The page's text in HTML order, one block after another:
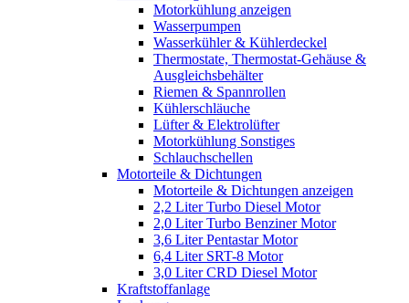
Motorkühlung anzeigen
Wasserpumpen
Wasserkühler & Kühlerdeckel
Thermostate, Thermostat-Gehäuse &
Ausgleichsbehälter
Riemen & Spannrollen
Kühlerschläuche
Lüfter & Elektrolüfter
Motorkühlung Sonstiges
Schlauchschellen
Motorteile & Dichtungen
Motorteile & Dichtungen anzeigen
2,2 Liter Turbo Diesel Motor
2,0 Liter Turbo Benziner Motor
3,6 Liter Pentastar Motor
6,4 Liter SRT-8 Motor
3,0 Liter CRD Diesel Motor
Kraftstoffanlage